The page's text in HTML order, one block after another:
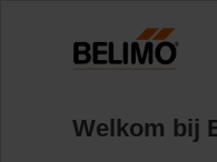
"https://
https://
Welkom bij